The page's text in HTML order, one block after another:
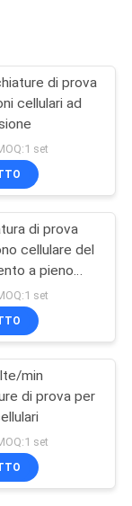
di prova
cellulari ad
set
di prova
cellulare del
a pieno
chiave
bottone
set
min
di prova per
set